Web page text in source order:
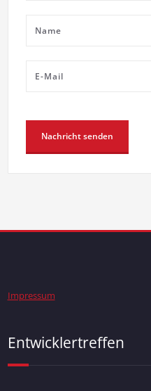
Impressum
Entwicklertreffen